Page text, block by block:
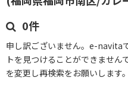
0件
申し訳ございません。e-navita
トを見つけることができません
を変更し再検索をお願いします。